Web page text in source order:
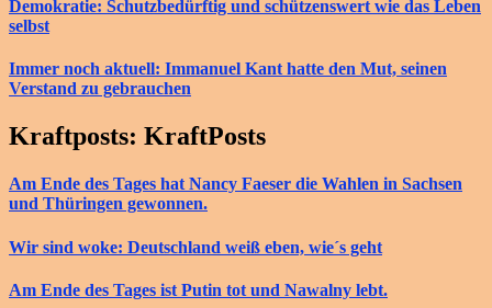
Demokratie: Schutzbedürftig und schützenswert wie das Leben
selbst
Immer noch aktuell: Immanuel Kant hatte den Mut, seinen
Verstand zu gebrauchen
Kraftposts: KraftPosts
Am Ende des Tages hat Nancy Faeser die Wahlen in Sachsen
und Thüringen gewonnen.
Wir sind woke: Deutschland weiß eben, wie´s geht
Am Ende des Tages ist Putin tot und Nawalny lebt.